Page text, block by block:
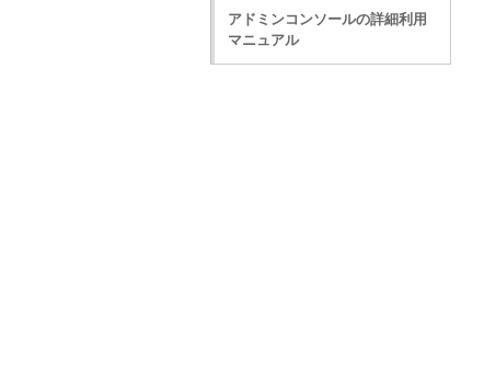
アドミンコンソールの詳細利用
マニュアル